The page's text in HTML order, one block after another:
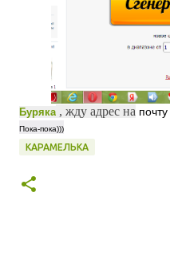
Буряка , жду адрес на почту
Пока-пока)))
КАРАМЕЛЬКА